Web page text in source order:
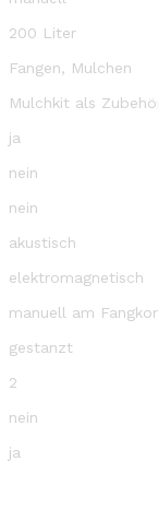
200 Liter
Fangen, Mulchen
Mulchkit als
ja
nein
nein
akustisch
elektromagnetisch
manuell am
gestanzt
2
nein
ja